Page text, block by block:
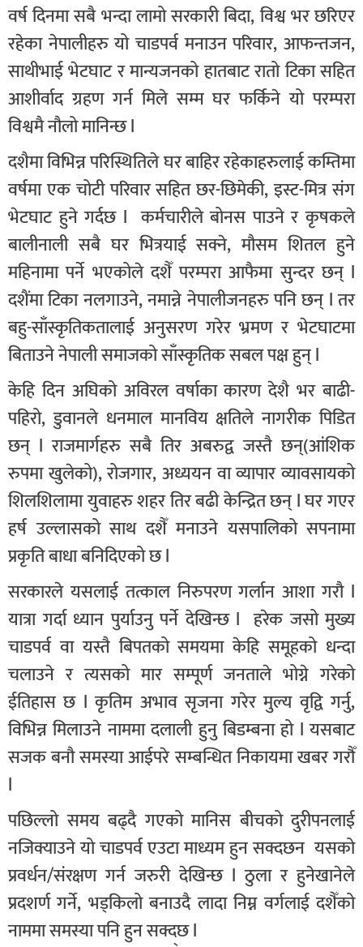
वर्ष दिनमा सबै भन्दा लामो सरकारी बिदा, विश्व भर छरिएर
रहेका नेपालीहरु यो चाडपर्व मनाउन परिवार, आफन्तजन,
साथीभाई भेटघाट र मान्यजनको हातबाट रातो टिका सहित
आशीर्वाद ग्रहण गर्न मिले सम्म घर फर्किने यो परम्परा
विश्वमै नौलो मानिन्छ l
दशैमा विभिन्न परिस्थितिले घर बाहिर रहेकाहरुलाई कम्तिमा
वर्षमा एक चोटी परिवार सहित छर-छिमेकी, इस्ट-मित्र संग
भेटघाट हुने गर्दछ l कर्मचारीले बोनस पाउने र कृषकले
बालीनाली सबै घर भित्रयाई सक्ने, मौसम शितल हुने
महिनामा पर्ने भएकोले दशैँ परम्परा आफैमा सुन्दर छन् l
दशैंमा टिका नलगाउने, नमान्ने नेपालीजनहरु पनि छन् l तर
बहु-साँस्कृतिकतालाई अनुसरण गरेर भ्रमण र भेटघाटमा
बिताउने नेपाली समाजको साँस्कृतिक सबल पक्ष हुन् l
केहि दिन अघिको अविरल वर्षाका कारण देशै भर बाढी-
पहिरो, डुवानले धनमाल मानविय क्षतिले नागरीक पिडित
छन् l राजमार्गहरु सबै तिर अबरुद्व जस्तै छन्(आंशिक
रुपमा खुलेको), रोजगार, अध्ययन वा व्यापार व्यावसायको
शिलशिलामा युवाहरु शहर तिर बढी केन्द्रित छन् l घर गएर
हर्ष उल्लासको साथ दशैँ मनाउने यसपालिको सपनामा
प्रकृति बाधा बनिदिएको छ l
सरकारले यसलाई तत्काल निरुपरण गर्लान आशा गरौ l
यात्रा गर्दा ध्यान पुर्याउनु पर्ने देखिन्छ l हरेक जसो मुख्य
चाडपर्व वा यस्तै बिपतको समयमा केहि समूहको धन्दा
चलाउने र त्यसको मार सम्पूर्ण जनताले भोग्ने गरेको
ईतिहास छ l कृतिम अभाव सृजना गरेर मुल्य वृद्वि गर्नु,
विभिन्न मिलाउने नाममा दलाली हुनु बिडम्बना हो l यसबाट
सजक बनौ समस्या आईपरे सम्बन्धित निकायमा खबर गरौँ
l
पछिल्लो समय बढ्दै गएको मानिस बीचको दुरीपनलाई
नजिक्याउने यो चाडपर्व एउटा माध्यम हुन सक्दछन यसको
प्रवर्धन/संरक्षण गर्न जरुरी देखिन्छ l ठुला र हुनेखानेले
प्रदशर्ण गर्ने, भड्किलो बनाउदै लादा निम्न वर्गलाई दशैँको
नाममा समस्या पनि हुन सक्द्छ l